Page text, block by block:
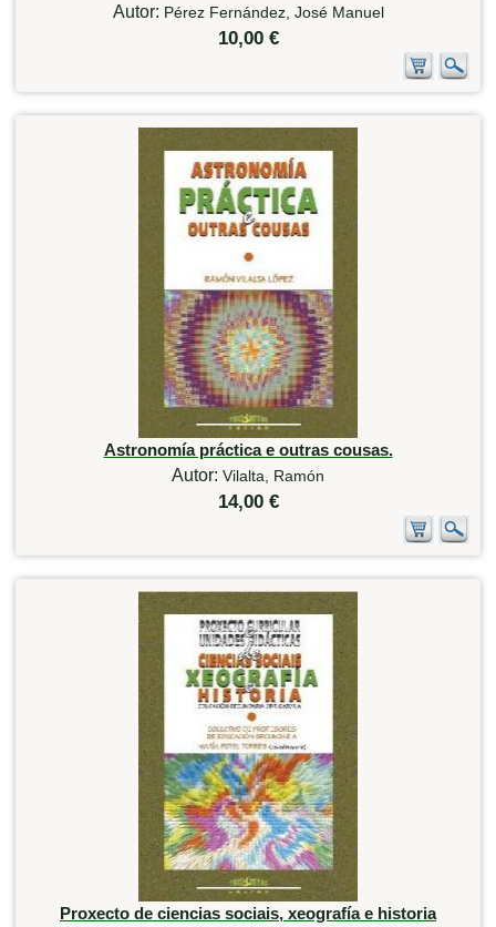
Autor: Pérez Fernández, José Manuel
10,00 €
Astronomía práctica e outras cousas.
Autor: Vilalta, Ramón
14,00 €
Proxecto de ciencias sociais, xeografía e historia